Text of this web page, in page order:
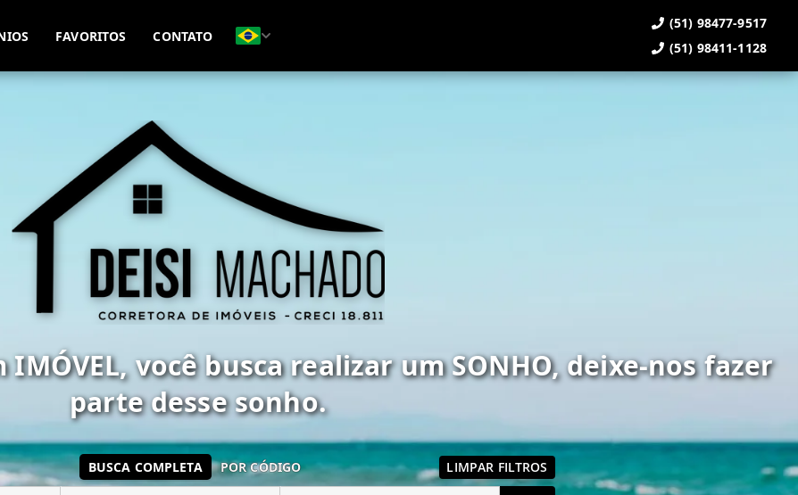
(51) 98477-9517 (51) 98411-1128
FAVORITOS CONTATO
(51) 98477-9517
(51) 98411-1128
você busca realizar um SONHO, deixe-nos fazer
parte desse sonho.
BUSCA COMPLETA POR CÓDIGO LIMPAR FILTROS